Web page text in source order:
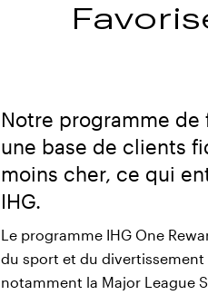
Notre programme
une base de clients
moins cher, ce qui
IHG.
Le programme IHG One
du sport et du
notamment la Major League